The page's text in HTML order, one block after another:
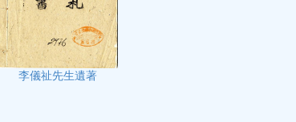
李儀祉先生遺著